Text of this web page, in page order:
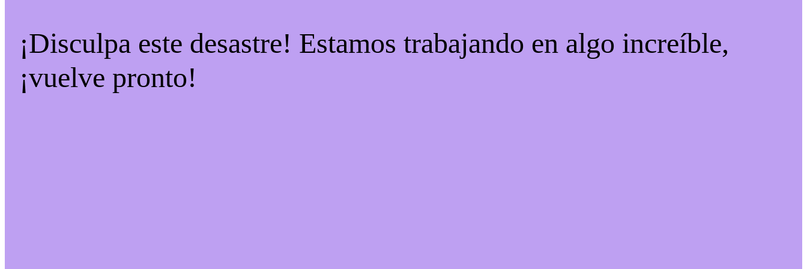
¡Disculpa este desastre! Estamos trabajando en algo increíble,
¡vuelve pronto!